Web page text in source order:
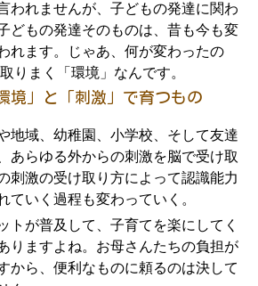
われませんが、子どもの発達に関わ
どもの発達そのものは、昔も今も変
れます。じゃあ、何が変わったの
りまく「環境」なんです。
境」と「刺激」で育つもの
地域、幼稚園、小学校、そして友達
あらゆる外からの刺激を脳で受け取
刺激の受け取り方によって認識能力
ていく過程も変わっていく。
トが普及して、子育てを楽にしてく
りますよね。お母さんたちの負担が
から、便利なものに頼るのは決して